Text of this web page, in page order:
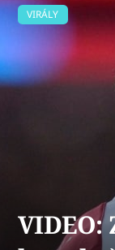
VIRÁLY